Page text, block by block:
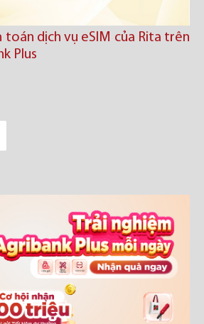
toán dịch vụ eSIM của Rita trên
Plus